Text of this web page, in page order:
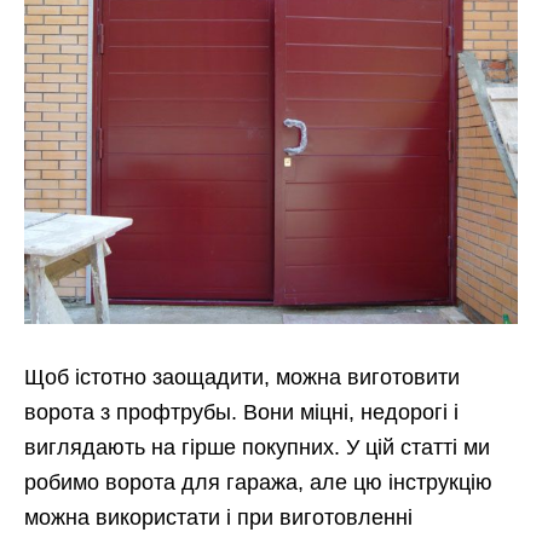
Щоб істотно заощадити, можна виготовити
ворота з профтрубы. Вони міцні, недорогі і
виглядають на гірше покупних. У цій статті ми
робимо ворота для гаража, але цю інструкцію
можна використати і при виготовленні